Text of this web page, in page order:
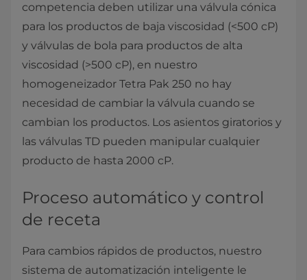
competencia deben utilizar una válvula cónica
para los productos de baja viscosidad (<500 cP)
y válvulas de bola para productos de alta
viscosidad (>500 cP), en nuestro
homogeneizador Tetra Pak 250 no hay
necesidad de cambiar la válvula cuando se
cambian los productos. Los asientos giratorios y
las válvulas TD pueden manipular cualquier
producto de hasta 2000 cP.
Proceso automático y control
de receta
Para cambios rápidos de productos, nuestro
sistema de automatización inteligente le